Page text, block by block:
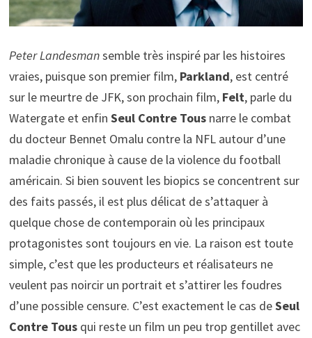
Peter Landesmansemble très inspiré par les histoires
vraies, puisque son premier film, Parkland, est centré
sur le meurtre de JFK, son prochain film, Felt, parle du
Watergate et enfin Seul Contre Tousnarre le combat
du docteur Bennet Omalu contre la NFL autour d’une
maladie chronique à cause de la violence du football
américain. Si bien souvent les biopics se concentrent sur
des faits passés, il est plus délicat de s’attaquer à
quelque chose de contemporain où les principaux
protagonistes sont toujours en vie. La raison est toute
simple, c’est que les producteurs et réalisateurs ne
veulent pas noircir un portrait et s’attirer les foudres
d’une possible censure. C’est exactement le cas deSeul
Contre Tousqui reste un film un peu trop gentillet avec